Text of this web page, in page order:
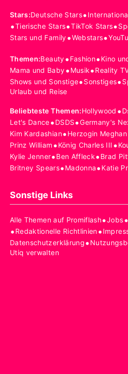
Stars:Deutsche Stars•
•Tierische Stars•TikTok Stars•
Stars und Family•Webstars•
Themen:Beauty•Fashion•Kino
Mama und Baby•Musik•Reality
Shows und Sonstige•Sonstiges•
Urlaub und Reise
Beliebteste Themen:Hollywood •
Let's Dance•DSDS•Germany's
Kim Kardashian•Herzogin Meghan
Prinz William •König Charles III •
Kylie Jenner•Ben Affleck•Brad
Britney Spears•Madonna•Katie
Sonstige Links
Alle Themen auf Promiflash•Jobs•
•Redaktionelle Richtlinien•
Datenschutzerklärung•
Utiq verwalten